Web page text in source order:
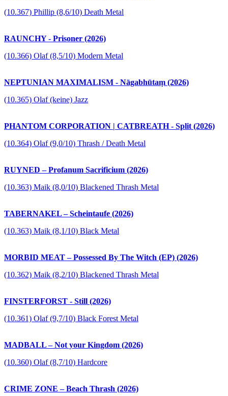
(10.367) Phillip (8,6/10) Death Metal
RAUNCHY - Prisoner (2026)
(10.366) Olaf (8,5/10) Modern Metal
NEPTUNIAN MAXIMALISM - Nāgabhūtaṃ (2026)
(10.365) Olaf (keine) Jazz
PHANTOM CORPORATION | CATBREATH - Split (2026)
(10.364) Olaf (9,0/10) Thrash / Death Metal
RUYNED – Profanum Sacrificium (2026)
(10.363) Maik (8,0/10) Blackened Thrash Metal
TABERNAKEL – Scheintaufe (2026)
(10.363) Maik (8,1/10) Black Metal
MORBID MEAT – Possessed By The Witch (EP) (2026)
(10.362) Maik (8,2/10) Blackened Thrash Metal
FINSTERFORST - Still (2026)
(10.361) Olaf (9,7/10) Black Forest Metal
MADBALL – Not your Kingdom (2026)
(10.360) Olaf (8,7/10) Hardcore
CRIME ZONE – Beach Thrash (2026)